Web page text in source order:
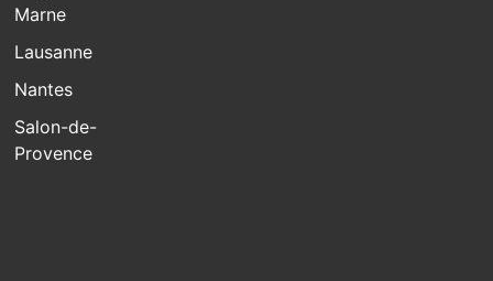
Marne
Lausanne
Nantes
Salon-de-
Provence